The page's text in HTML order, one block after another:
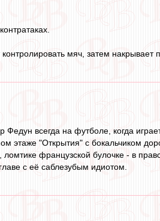
мяч, затем накрывает
всегда на футболе, когда
этаже "Открытия" с бокальчиком
французской булочке - в
с её саблезубым идиотом.